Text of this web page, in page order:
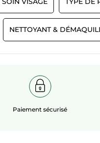
NETTOYANT &
Paiement sécurisé